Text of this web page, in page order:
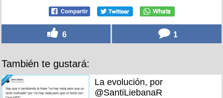
6 1
También te gustará:
La evolución, por
@SantiLiebanaR